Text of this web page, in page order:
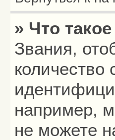
» Что
Звания,
например,
не можете